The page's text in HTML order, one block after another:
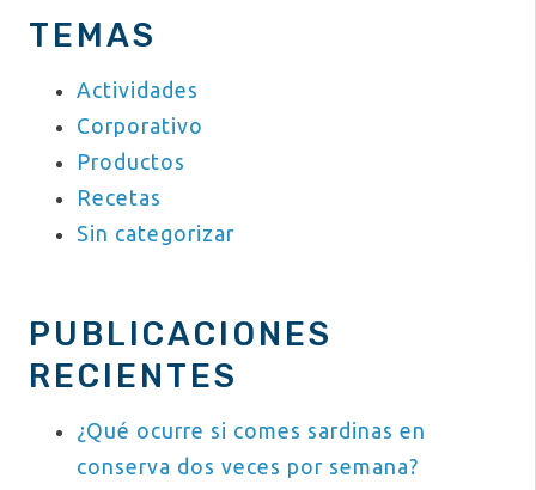
TEMAS
Actividades
Corporativo
Productos
Recetas
Sin categorizar
PUBLICACIONES
RECIENTES
¿Qué ocurre si comes sardinas en
conserva dos veces por semana?